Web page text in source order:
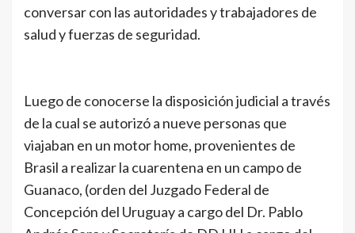
conversar con las autoridades y trabajadores de
salud y fuerzas de seguridad.
Luego de conocerse la disposición judicial a través
de la cual se autorizó a nueve personas que
viajaban en un motor home, provenientes de
Brasil a realizar la cuarentena en un campo de
Guanaco, (orden del Juzgado Federal de
Concepción del Uruguay a cargo del Dr. Pablo